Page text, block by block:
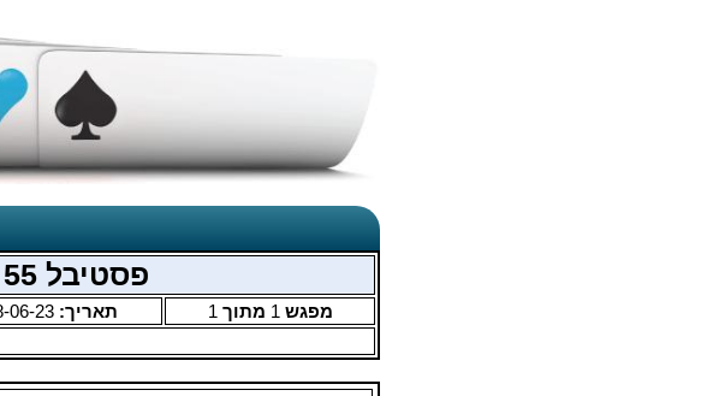
פסטיבל 55 - קבוצות פתוחה - 1/8 גמר
מפגש 1 מתוך 1 תאריך:06-23